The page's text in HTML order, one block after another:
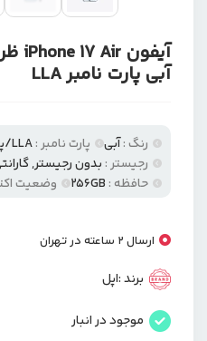
آبی پارت نامبر LLA
رنگ :آبی پارت نامبر :LLA/پارت آمریکا
رجیستر : بدون رجیستر,
حافظه : 256GB وضعیت
ارسال 2 ساعته در تهران
برند :اپل
موجود در انبار